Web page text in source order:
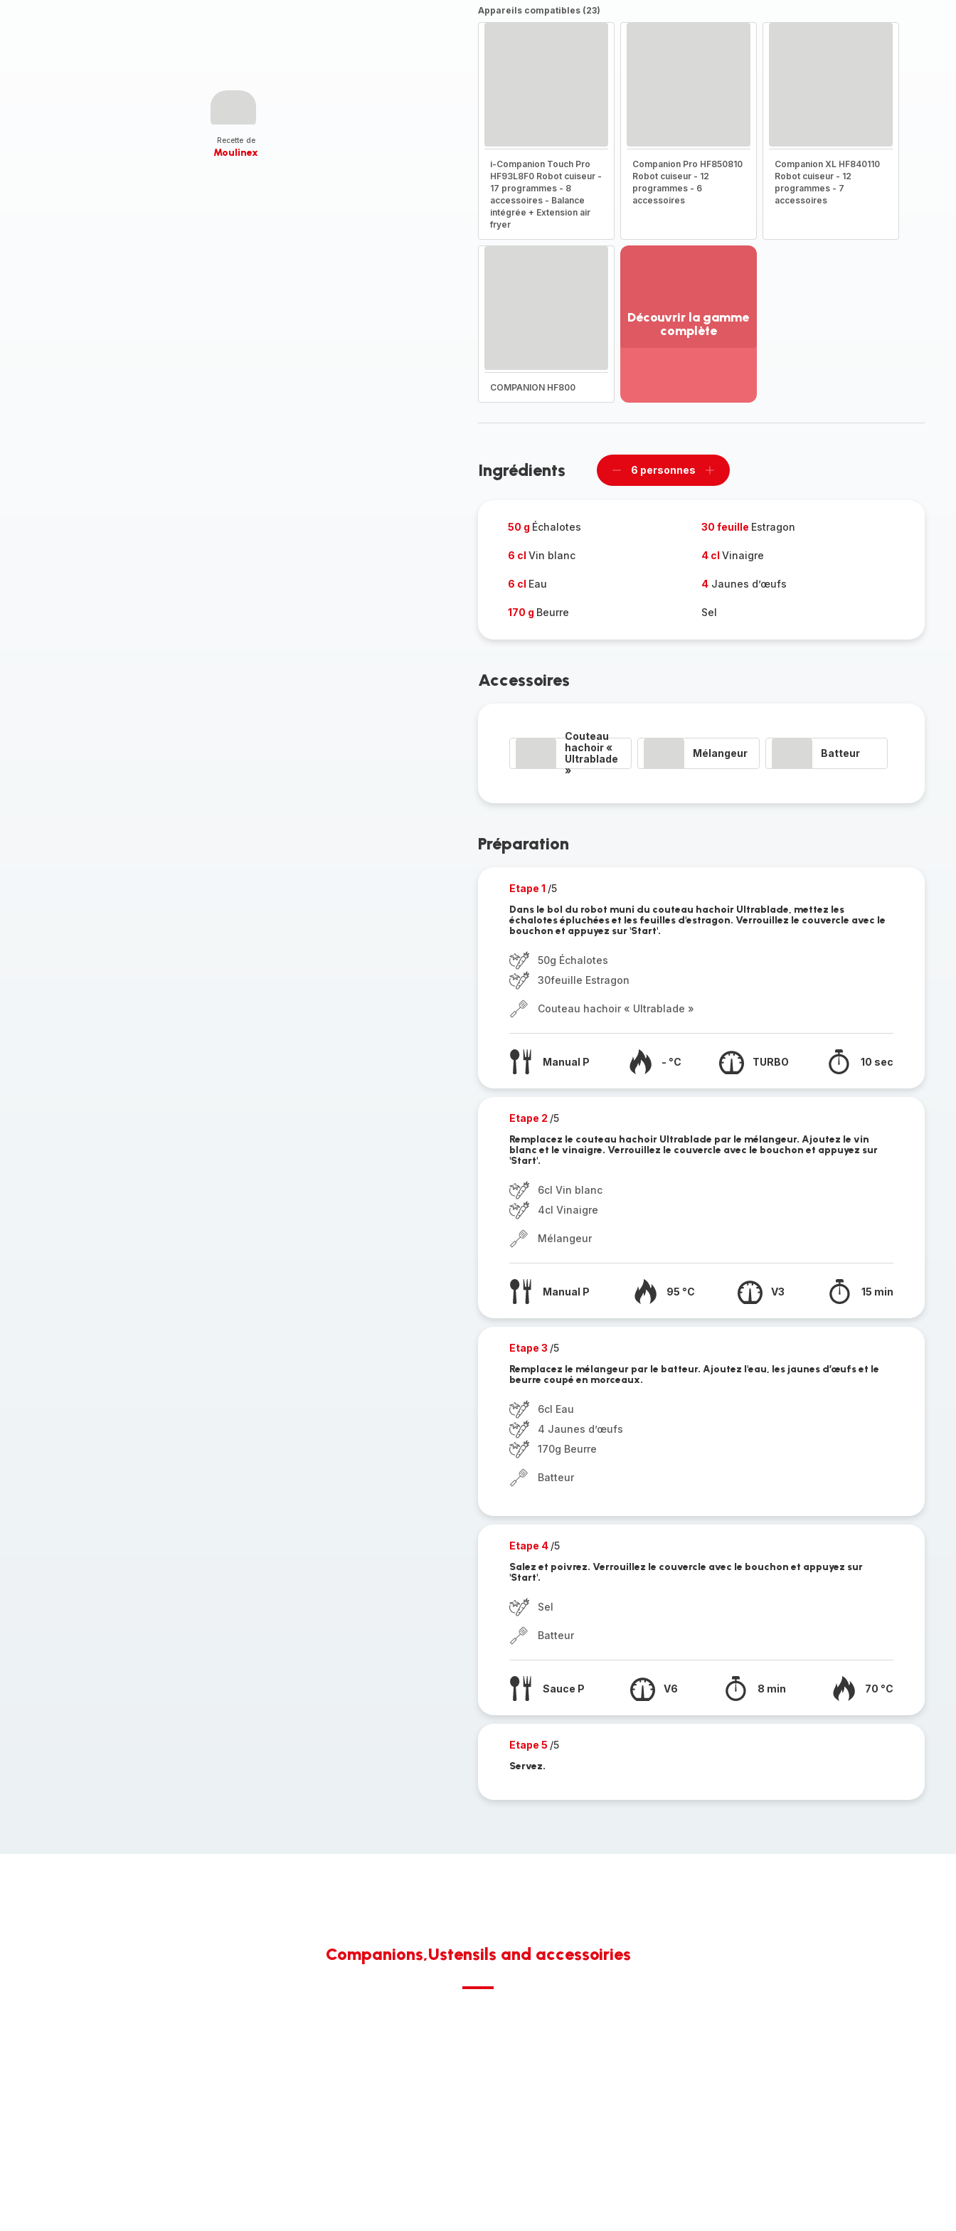
Recette de
Moulinex
Appareils compatibles (23)
i-Companion Touch Pro
HF93L8F0 Robot cuiseur -
17 programmes - 8
accessoires - Balance
intégrée + Extension air
fryer
Companion Pro HF850810
Robot cuiseur - 12
programmes - 6
accessoires
Companion XL HF840110
Robot cuiseur - 12
programmes - 7
accessoires
COMPANION HF800
Découvrir la gamme
complète
la
Ingrédients
Supprimer
6 personnes
Ajouter
50 g Échalotes 30 feuille Estragon
6 cl Vin blanc 4 cl Vinaigre
6 cl Eau 4Jaunes d’œufs
170 g Beurre Sel
Accessoires
Couteau
hachoir «
Ultrablade
»
Mélangeur Batteur
Préparation
Etape 1 /5
Dans le bol du robot muni du couteau hachoir Ultrablade, mettez les
échalotes épluchées et les feuilles d'estragon. Verrouillez le couvercle avec le
bouchon et appuyez sur 'Start'.
50g Échalotes
30feuille Estragon
Couteau hachoir « Ultrablade »
Manual P - °C TURBO 10 sec
Etape 2 /5
Remplacez le couteau hachoir Ultrablade par le mélangeur. Ajoutez le vin
blanc et le vinaigre. Verrouillez le couvercle avec le bouchon et appuyez sur
'Start'.
6cl Vin blanc
4cl Vinaigre
Mélangeur
Manual P 95 °C V3 15 min
Etape 3 /5
Remplacez le mélangeur par le batteur. Ajoutez l'eau, les jaunes d’œufs et le
beurre coupé en morceaux.
6cl Eau
4 Jaunes d’œufs
170g Beurre
Batteur
Etape 4 /5
Salez et poivrez. Verrouillez le couvercle avec le bouchon et appuyez sur
'Start'.
Sel
Batteur
Sauce P V6 8 min 70 °C
Etape 5 /5
Servez.
Companions,Ustensils and accessoiries